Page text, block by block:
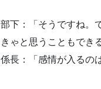
部下：「そうですね。
きゃと思うこともでき
係長：「感情が入るの